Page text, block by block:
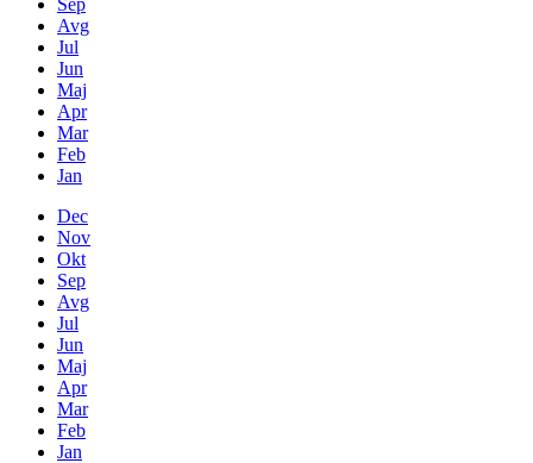
Avg
Jul
Jun
Maj
Apr
Mar
Feb
Jan
Dec
Nov
Okt
Sep
Avg
Jul
Jun
Maj
Apr
Mar
Feb
Jan